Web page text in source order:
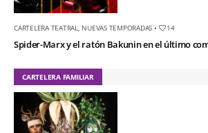
CARTELERA TEATRAL NUEVAS TEMPORADAS • 14
Spider-Marx y el ratón Bakunin en el último
CARTELERA FAMILIAR